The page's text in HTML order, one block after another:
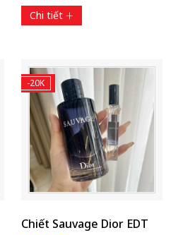
Chi tiết
-20K
Chiết Sauvage Dior EDT